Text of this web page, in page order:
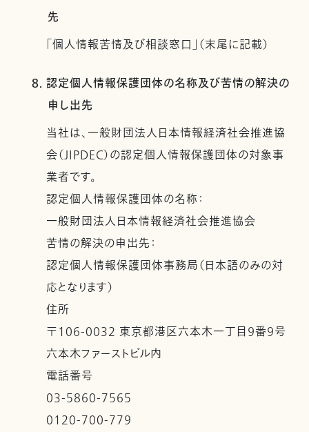
先
「個人情報苦情及び相談窓口」（末尾に記載）
8. 認定個人情報保護団体の名称及び苦情の解決の
申し出先
当社は、一般財団法人日本情報経済社会推進協
会（JIPDEC）の認定個人情報保護団体の対象事
業者です。
認定個人情報保護団体の名称：
一般財団法人日本情報経済社会推進協会
苦情の解決の申出先：
認定個人情報保護団体事務局（日本語のみの対
応となります）
住所
〒106-0032 東京都港区六本木一丁目９番９号
六本木ファーストビル内
電話番号
03-5860-7565
0120-700-779